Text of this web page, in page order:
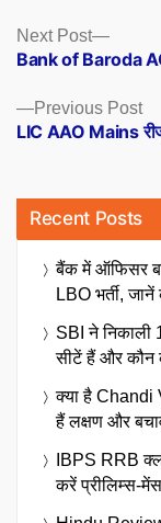
Posts
navigation
Previous Post
LIC AAO Mains
Next Post
Next
post:
Bank of Baroda
Recent Posts
बैंक में ऑफिसर
LBO भर्ती,
SBI ने निकाली
सीटें हैं और
क्या है Chandi
हैं लक्षण और
IBPS RRB
करें प्रीलिम्स-